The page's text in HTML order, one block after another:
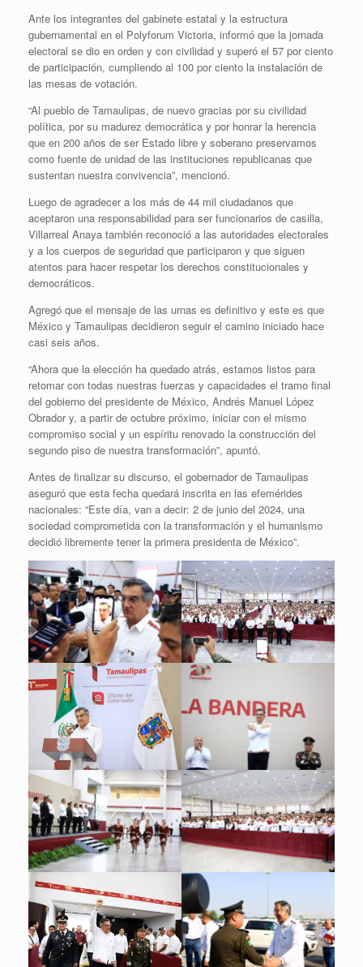
Ante los integrantes del gabinete estatal y la estructura
gubernamental en el Polyforum Victoria, informó que la jornada
electoral se dio en orden y con civilidad y superó el 57 por ciento
de participación, cumpliendo al 100 por ciento la instalación de
las mesas de votación.
“Al pueblo de Tamaulipas, de nuevo gracias por su civilidad
política, por su madurez democrática y por honrar la herencia
que en 200 años de ser Estado libre y soberano preservamos
como fuente de unidad de las instituciones republicanas que
sustentan nuestra convivencia”, mencionó.
Luego de agradecer a los más de 44 mil ciudadanos que
aceptaron una responsabilidad para ser funcionarios de casilla,
Villarreal Anaya también reconoció a las autoridades electorales
y a los cuerpos de seguridad que participaron y que siguen
atentos para hacer respetar los derechos constitucionales y
democráticos.
Agregó que el mensaje de las urnas es definitivo y este es que
México y Tamaulipas decidieron seguir el camino iniciado hace
casi seis años.
“Ahora que la elección ha quedado atrás, estamos listos para
retomar con todas nuestras fuerzas y capacidades el tramo final
del gobierno del presidente de México, Andrés Manuel López
Obrador y, a partir de octubre próximo, iniciar con el mismo
compromiso social y un espíritu renovado la construcción del
segundo piso de nuestra transformación”, apuntó.
Antes de finalizar su discurso, el gobernador de Tamaulipas
aseguró que esta fecha quedará inscrita en las efemérides
nacionales: “Este día, van a decir: 2 de junio del 2024, una
sociedad comprometida con la transformación y el humanismo
decidió libremente tener la primera presidenta de México”.